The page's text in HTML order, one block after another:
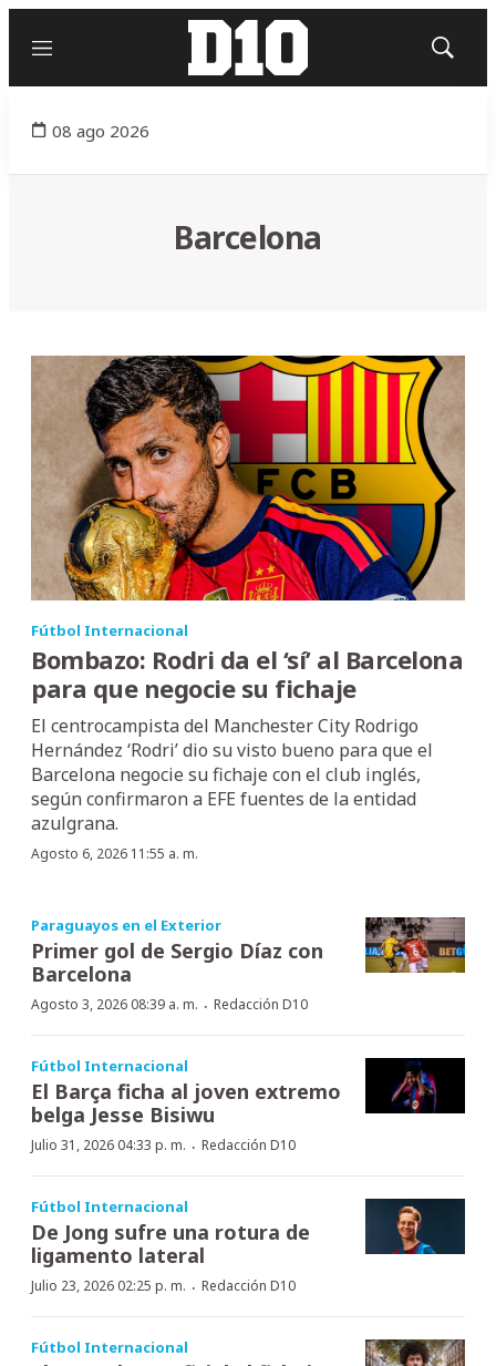
Menú
Mostrar
08 ago 2026
Barcelona
Fútbol Internacional
Bombazo: Rodri da el ‘sí’ al Barcelona
para que negocie su fichaje
El centrocampista del Manchester City Rodrigo
Hernández ‘Rodri’ dio su visto bueno para que el
Barcelona negocie su fichaje con el club inglés,
según confirmaron a EFE fuentes de la entidad
azulgrana.
Agosto 6, 2026 11:55 a. m.
Paraguayos en el Exterior
Primer gol de Sergio Díaz con
Barcelona
Agosto 3, 2026 08:39 a. m. · Redacción D10
Fútbol Internacional
El Barça ficha al joven extremo
belga Jesse Bisiwu
Julio 31, 2026 04:33 p. m. · Redacción D10
Fútbol Internacional
De Jong sufre una rotura de
ligamento lateral
Julio 23, 2026 02:25 p. m. · Redacción D10
Fútbol Internacional